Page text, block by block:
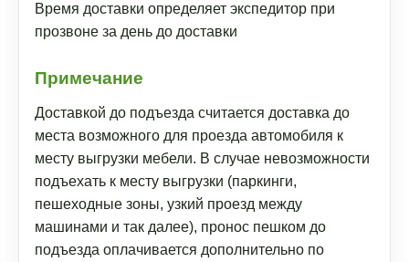
Время доставки определяет экспедитор при
прозвоне за день до доставки
Примечание
Доставкой до подъезда считается доставка до
места возможного для проезда автомобиля к
месту выгрузки мебели. В случае невозможности
подъехать к месту выгрузки (паркинги,
пешеходные зоны, узкий проезд между
машинами и так далее), пронос пешком до
подъезда оплачивается дополнительно по